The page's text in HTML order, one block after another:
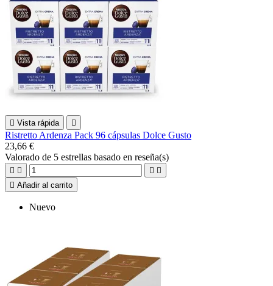
 Vista rápida 
Ristretto Ardenza Pack 96 cápsulas Dolce Gusto
23,66 €
Valorado de 5 estrellas basado en reseña(s)
   
 Añadir al carrito
Nuevo